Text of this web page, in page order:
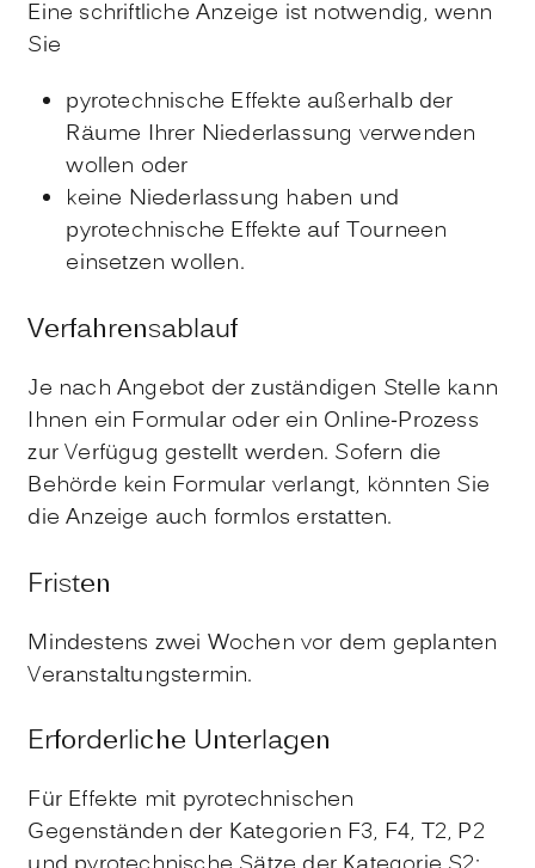
Eine schriftliche Anzeige ist notwendig, wenn
Sie
pyrotechnische Effekte außerhalb der
Räume Ihrer Niederlassung verwenden
wollen oder
keine Niederlassung haben und
pyrotechnische Effekte auf Tourneen
einsetzen wollen.
Verfahrensablauf
Je nach Angebot der zuständigen Stelle kann
Ihnen ein Formular oder ein Online-Prozess
zur Verfügug gestellt werden. Sofern die
Behörde kein Formular verlangt, könnten Sie
die Anzeige auch formlos erstatten.
Fristen
Mindestens zwei Wochen vor dem geplanten
Veranstaltungstermin.
Erforderliche Unterlagen
Für Effekte mit pyrotechnischen
Gegenständen der Kategorien F3, F4, T2, P2